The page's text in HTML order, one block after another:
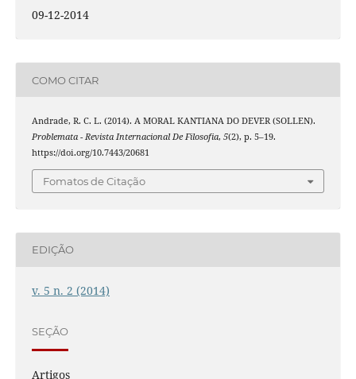
09-12-2014
COMO CITAR
Andrade, R. C. L. (2014). A MORAL KANTIANA DO DEVER (SOLLEN).
Problemata - Revista Internacional De Filosofia, 5(2), p. 5–19.
https://doi.org/10.7443/20681
Fomatos de Citação
EDIÇÃO
v. 5 n. 2 (2014)
SEÇÃO
Artigos